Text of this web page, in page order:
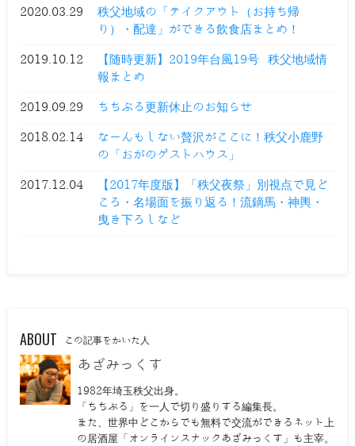
2020.03.29
秩父地域の「テイクアウト（お持ち帰
り）・配達」ができる飲食店まとめ！
2019.10.12
【随時更新】2019年台風19号 秩父地域情
報まとめ
2019.09.29 ちちぶる更新休止のお知らせ
2018.02.14
なーんもしない贅沢がここに！秩父小鹿野
の「おがのゲストハウス」
2017.12.04
【2017年度版】「秩父夜祭」別視点で見ど
ころ・名場面を振り返る！流鏑馬・神輿・
曳き下ろしなど
ABOUT この記事をかいた人
あざみっくす
1982年埼玉秩父出身。
「ちちぶる」を一人で切り盛りする編集長。
また、世界中どこからでも無料で交流ができるネット上
の居酒屋「オンラインスナックあざみっくす」も主宰。